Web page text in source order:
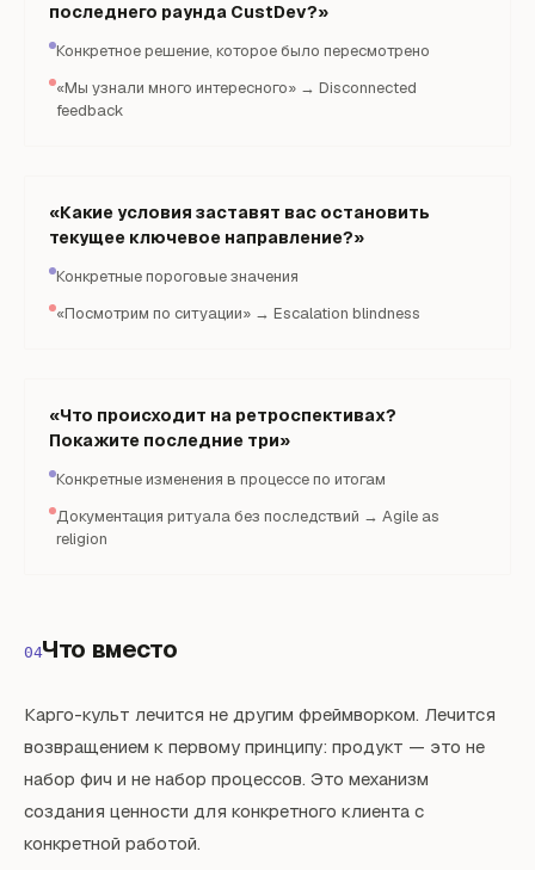
последнего раунда CustDev?»
Конкретное решение, которое было пересмотрено
«Мы узнали много интересного» → Disconnected
feedback
«Какие условия заставят вас остановить
текущее ключевое направление?»
Конкретные пороговые значения
«Посмотрим по ситуации» → Escalation blindness
«Что происходит на ретроспективах?
Покажите последние три»
Конкретные изменения в процессе по итогам
Документация ритуала без последствий → Agile as
religion
04Что вместо
Карго-культ лечится не другим фреймворком. Лечится
возвращением к первому принципу: продукт — это не
набор фич и не набор процессов. Это механизм
создания ценности для конкретного клиента с
конкретной работой.